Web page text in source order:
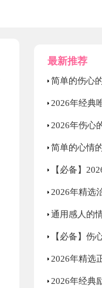
最新推荐